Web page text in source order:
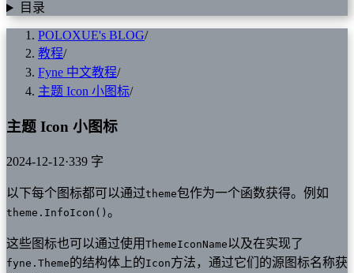
目录
POLOXUE's BLOG/
教程/
Fyne 中文教程/
主题 Icon 小图标/
主题 Icon 小图标
2024-12-12·339 字
以下每个图标都可以通过theme包作为一个函数获得。例如
theme.InfoIcon() 。
这些图标也可以通过使用 ThemeIconName以及在实现了
fyne.Theme的结构体上的Icon方法，通过它们的源图标名称获